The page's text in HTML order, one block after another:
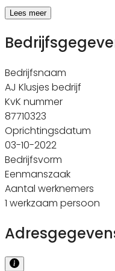
Lees meer
Bedrijfsnaam
AJ Klusjes bedrijf
KvK nummer
87710323
Oprichtingsdatum
03-10-2022
Bedrijfsvorm
Eenmanszaak
Aantal werknemers
1 werkzaam persoon